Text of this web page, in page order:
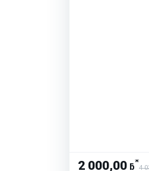
2 000,00 ƃ*
4